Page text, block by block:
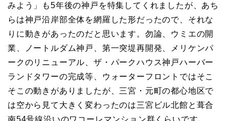
みよう」も5年後の神戸を特集してくれましたが、あち
らは神戸沿岸部全体を網羅した形だったので、それな
りに動きがあったのだと思います。勿論、ウミエの開
業、ノートルダム神戸、第一突堤再開発、メリケンパ
ークのリニューアル、ザ・パークハウス神戸ハーバー
ランドタワーの完成等、ウォーターフロントではそこ
そこの動きがありましたが、三宮・元町の都心地区で
は空から見て大きく変わったのは三宮ビル北館と葺合